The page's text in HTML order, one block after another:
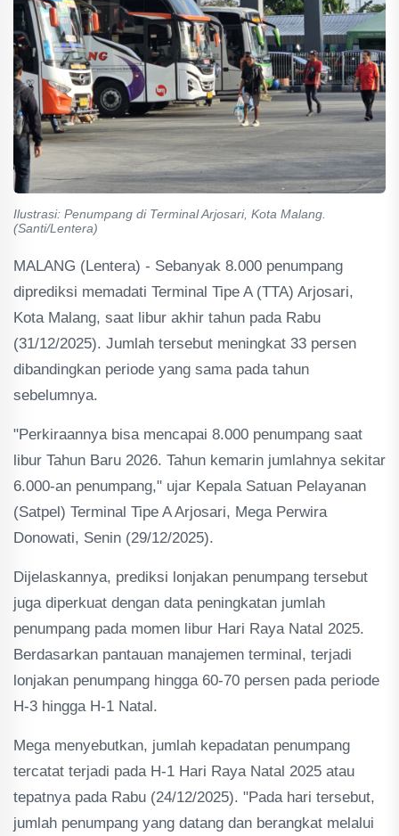
Ilustrasi: Penumpang di Terminal Arjosari, Kota Malang.
(Santi/Lentera)
MALANG (Lentera) - Sebanyak 8.000 penumpang
diprediksi memadati Terminal Tipe A (TTA) Arjosari,
Kota Malang, saat libur akhir tahun pada Rabu
(31/12/2025). Jumlah tersebut meningkat 33 persen
dibandingkan periode yang sama pada tahun
sebelumnya.
"Perkiraannya bisa mencapai 8.000 penumpang saat
libur Tahun Baru 2026. Tahun kemarin jumlahnya sekitar
6.000-an penumpang," ujar Kepala Satuan Pelayanan
(Satpel) Terminal Tipe A Arjosari, Mega Perwira
Donowati, Senin (29/12/2025).
Dijelaskannya, prediksi lonjakan penumpang tersebut
juga diperkuat dengan data peningkatan jumlah
penumpang pada momen libur Hari Raya Natal 2025.
Berdasarkan pantauan manajemen terminal, terjadi
lonjakan penumpang hingga 60-70 persen pada periode
H-3 hingga H-1 Natal.
Mega menyebutkan, jumlah kepadatan penumpang
tercatat terjadi pada H-1 Hari Raya Natal 2025 atau
tepatnya pada Rabu (24/12/2025). "Pada hari tersebut,
jumlah penumpang yang datang dan berangkat melalui